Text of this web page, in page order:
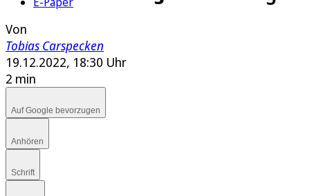
Von
Tobias Carspecken
19.12.2022, 18:30 Uhr
2 min
Auf Google bevorzugen
Anhören
Schrift